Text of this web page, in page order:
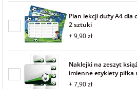
Plan lekcji duży A4 dla
2 sztuki
+ 9,90 zł
Naklejki na zeszyt
imienne etykiety piłka
+ 7,90 zł